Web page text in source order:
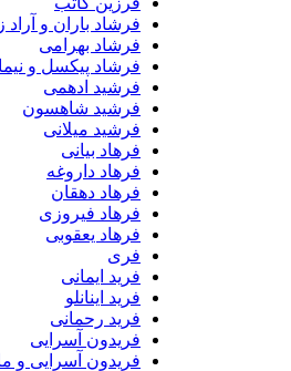
فرشاد باران و آراد زارعی
فرشاد بهرامی
فرشاد پیکسل و نیما اهورا
فرشید ادهمی
فرشید شاهسون
فرشید میلانی
فرهاد بیانی
فرهاد داروغه
فرهاد دهقان
فرهاد فیروزی
فرهاد یعقوبی
فرید ایمانی
فرید اینانلو
فرید رحمانی
فریدون آسرایی
فریدون آسرایی و مانی رهنما